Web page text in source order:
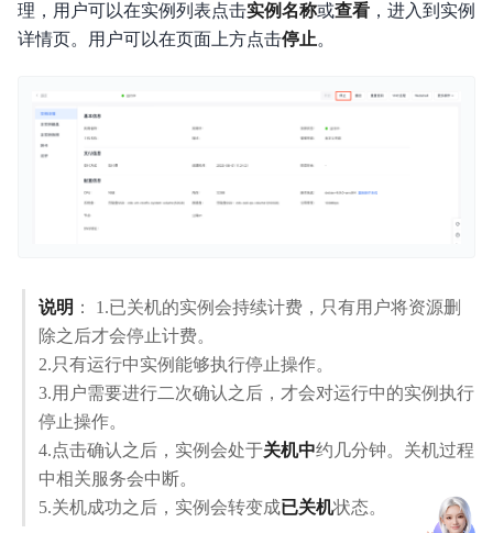
常见问题
服务等级协议SLA
理，用户可以在实例列表点击实例名称或查看 ，进入到实例
详情页。用户可以在页面上方点击停止。
说明 ： 1.已关机的实例会持续计费，只有用户将资源删
除之后才会停止计费。
2.只有运行中实例能够执行停止操作。
3.用户需要进行二次确认之后，才会对运行中的实例执行
停止操作。
4.点击确认之后，实例会处于关机中约几分钟。关机过程
中相关服务会中断。
5.关机成功之后，实例会转变成已关机状态。